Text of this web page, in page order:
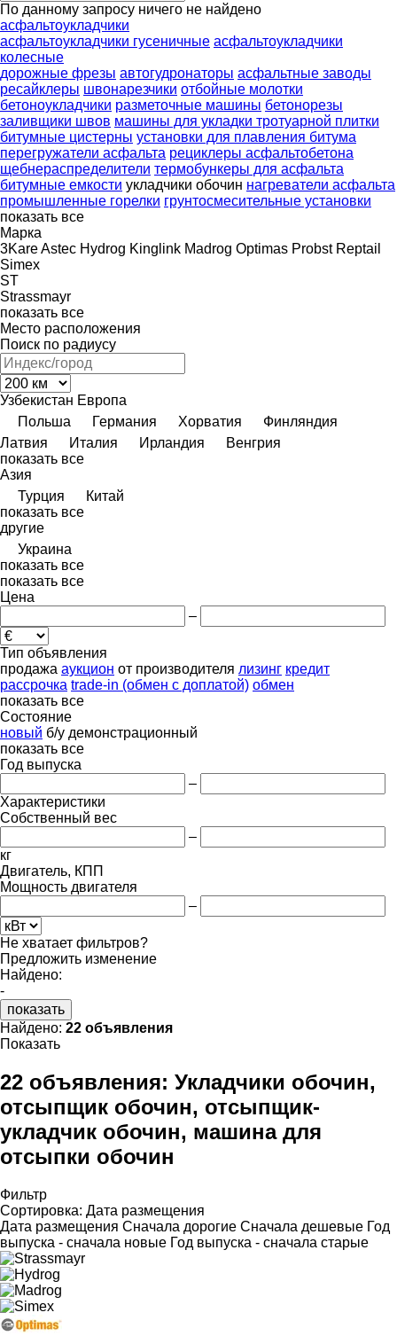
По данному запросу ничего не найдено
асфальтоукладчики
асфальтоукладчики гусеничные асфальтоукладчики
колесные
дорожные фрезы автогудронаторы асфальтные заводы
ресайклеры швонарезчики отбойные молотки
бетоноукладчики разметочные машины бетонорезы
заливщики швов машины для укладки тротуарной плитки
битумные цистерны установки для плавления битума
перегружатели асфальта рециклеры асфальтобетона
щебнераспределители термобункеры для асфальта
битумные емкости укладчики обочин нагреватели асфальта
промышленные горелки грунтосмесительные установки
показать все
Марка
3KareAstec Hydrog Kinglink Madrog Optimas Probst Reptail
Simex
ST
Strassmayr
показать все
Место расположения
Поиск по радиусу
Узбекистан Европа
Польша
Германия Хорватия
Финляндия
Латвия
Италия Ирландия
Венгрия
показать все
Азия
Турция
Китай
показать все
другие
Украина
показать все
показать все
Цена
–
Тип объявления
продажа аукцион от производителя лизинг кредит
рассрочка trade-in (обмен с доплатой) обмен
показать все
Состояние
новый б/у демонстрационный
показать все
Год выпуска
–
Характеристики
Собственный вес
–
кг
Двигатель, КПП
Мощность двигателя
–
Не хватает фильтров?
Предложить изменение
Найдено:
-
показать
Найдено: 22 объявления
Показать
22 объявления: Укладчики обочин,
отсыпщик обочин, отсыпщик-
укладчик обочин, машина для
отсыпки обочин
Фильтр
Сортировка: Дата размещения
Дата размещения Сначала дорогие Сначала дешевые Год
выпуска - сначала новые Год выпуска - сначала старые